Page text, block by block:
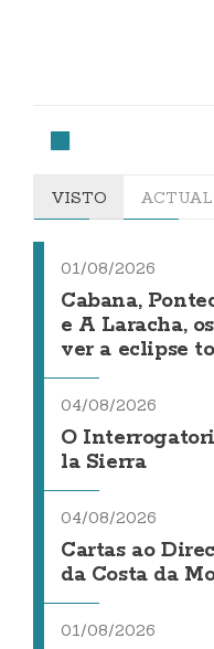
VISTO ACTUAL
01/08/2026
Cabana,
e A Laracha,
ver a eclipse
04/08/2026
O
la Sierra
04/08/2026
Cartas ao
da Costa da
01/08/2026